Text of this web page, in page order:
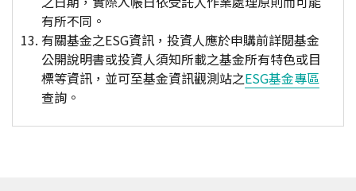
有所不同。
有關基金之ESG資訊，投資人應於申購前詳閱基金
公開說明書或投資人須知所載之基金所有特色或目
標等資訊，並可至基金資訊觀測站之ESG基金專區
查詢。